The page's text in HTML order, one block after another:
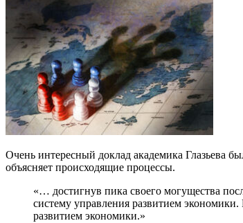
Очень интересный доклад академика Глазьева
объясняет происходящие процессы.
«… достигнув пика своего могущества
систему управления развитием
развитием экономики.»